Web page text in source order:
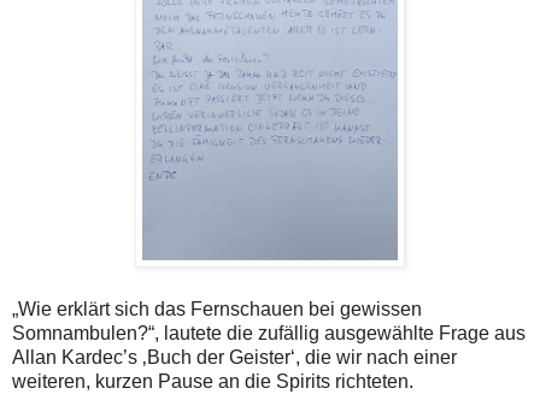
„Wie erklärt sich das Fernschauen bei gewissen
Somnambulen?“, lautete die zufällig ausgewählte Frage aus
Allan Kardec’s ‚Buch der Geister‘, die wir nach einer
weiteren, kurzen Pause an die Spirits richteten.